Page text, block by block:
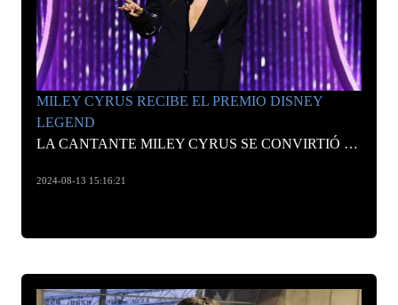
MILEY CYRUS RECIBE EL PREMIO DISNEY
LEGEND
LA CANTANTE MILEY CYRUS SE CONVIRTIÓ EN LA PERSONA MÁS JOVEN EN SER HONRADA CON EL PREMIO DISNEY LEGEND.
2024-08-13 15:16:21